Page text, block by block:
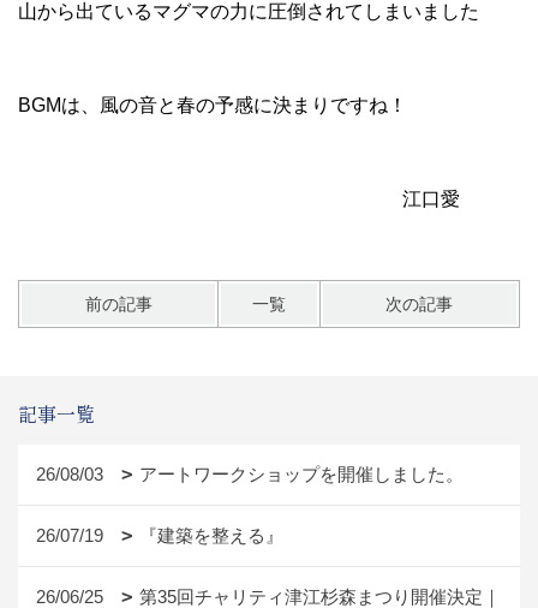
山から出ているマグマの力に圧倒されてしまいました
BGMは、風の音と春の予感に決まりですね！
江口愛
前の記事 一覧 次の記事
記事一覧
26/08/03 アートワークショップを開催しました。
26/07/19 『建築を整える』
26/06/25
第35回チャリティ津江杉森まつり開催決定｜